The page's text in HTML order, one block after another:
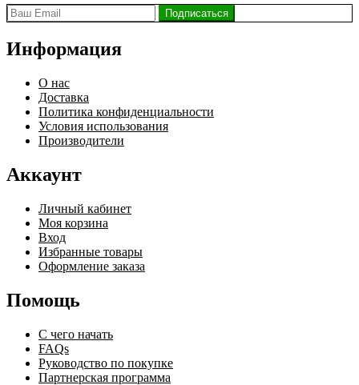
Информация
О нас
Доставка
Политика конфиденциальности
Условия использования
Производители
Аккаунт
Личный кабинет
Моя корзина
Вход
Избранные товары
Оформление заказа
Помощь
С чего начать
FAQs
Руководство по покупке
Партнерская программа